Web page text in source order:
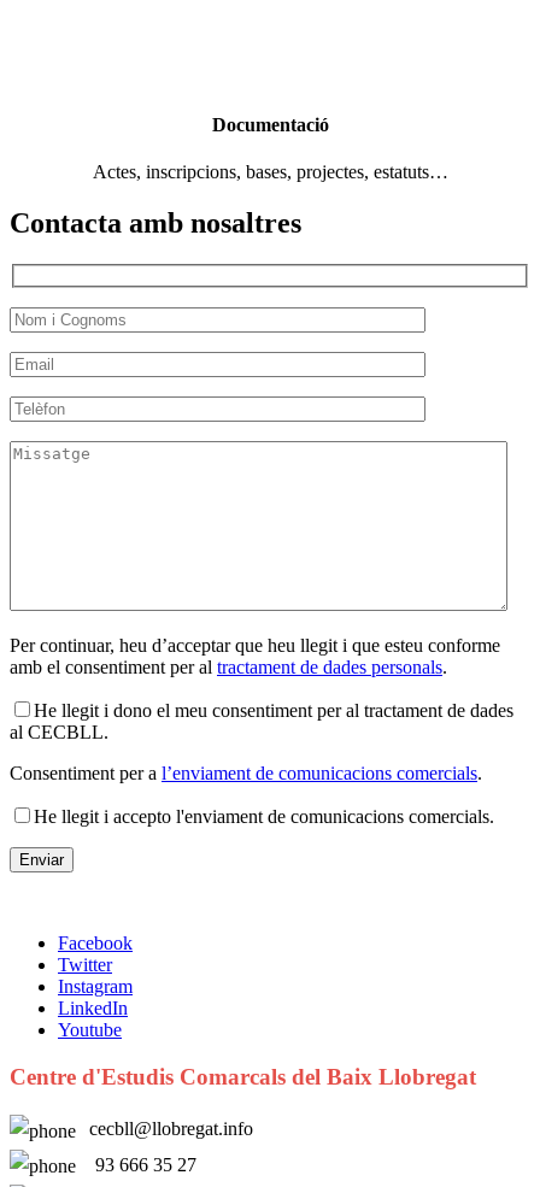
Documentació
Actes, inscripcions, bases, projectes, estatuts…
Contacta amb nosaltres
Per continuar, heu d’acceptar que heu llegit i que esteu conforme
amb el consentiment per al tractament de dades personals.
He llegit i dono el meu consentiment per al tractament de dades
al CECBLL.
Consentiment per a l’enviament de comunicacions comercials.
He llegit i accepto l'enviament de comunicacions comercials.
Facebook
Twitter
Instagram
LinkedIn
Youtube
Centre d'Estudis Comarcals del Baix Llobregat
cecbll@llobregat.info
93 666 35 27